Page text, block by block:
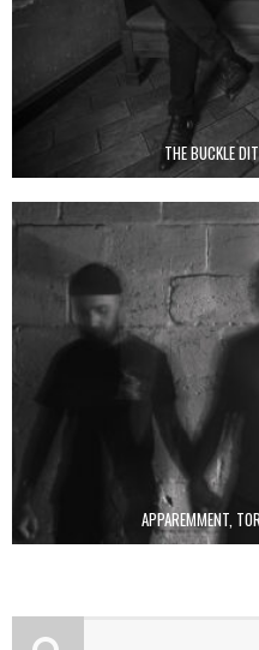
THE BUCKLE
APPAREMMENT,